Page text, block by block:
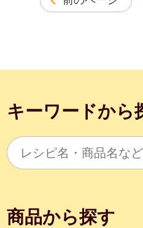
キーワードから
商品から探す